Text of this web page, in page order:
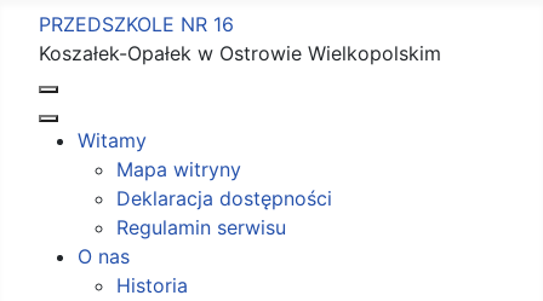
PRZEDSZKOLE NR 16
Koszałek-Opałek w Ostrowie Wielkopolskim
Witamy
Mapa witryny
Deklaracja dostępności
Regulamin serwisu
O nas
Historia